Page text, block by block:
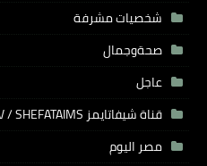
شخصيات مشرفة
صحةوجمال
عاجل
قناة شيفاتايمز TV / SHEFATAIMS
مصر اليوم